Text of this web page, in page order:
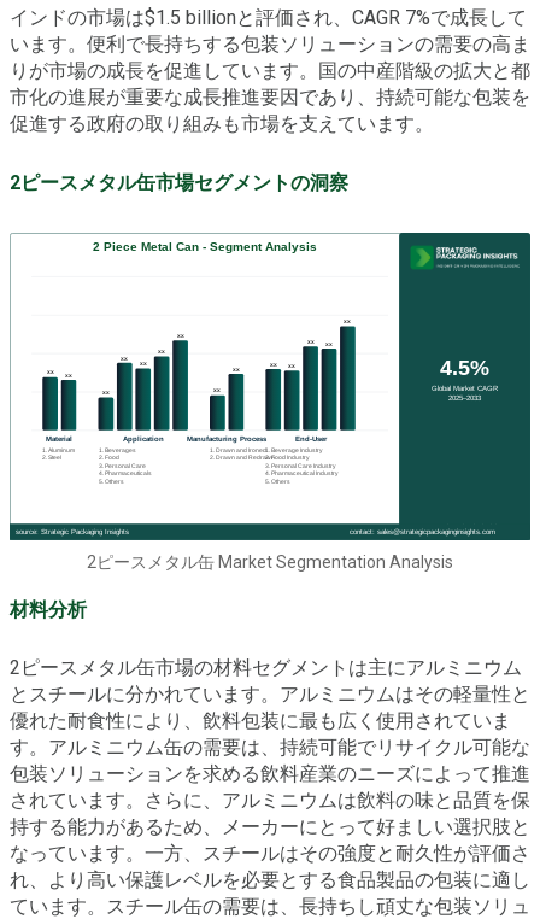
インドの市場は$1.5 billionと評価され、CAGR 7%で成長して
います。便利で長持ちする包装ソリューションの需要の高ま
りが市場の成長を促進しています。国の中産階級の拡大と都
市化の進展が重要な成長推進要因であり、持続可能な包装を
促進する政府の取り組みも市場を支えています。
2ピースメタル缶市場セグメントの洞察
2ピースメタル缶 Market Segmentation Analysis
材料分析
2ピースメタル缶市場の材料セグメントは主にアルミニウム
とスチールに分かれています。アルミニウムはその軽量性と
優れた耐食性により、飲料包装に最も広く使用されていま
す。アルミニウム缶の需要は、持続可能でリサイクル可能な
包装ソリューションを求める飲料産業のニーズによって推進
されています。さらに、アルミニウムは飲料の味と品質を保
持する能力があるため、メーカーにとって好ましい選択肢と
なっています。一方、スチールはその強度と耐久性が評価さ
れ、より高い保護レベルを必要とする食品製品の包装に適し
ています。スチール缶の需要は、長持ちし頑丈な包装ソリュ